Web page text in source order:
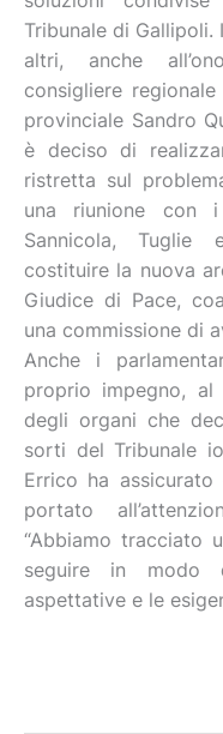
Tribunale di
altri, anche
consigliere
provinciale Sandro
è deciso di
ristretta sul
una riunione con
Sannicola, Tuglie
costituire la nuova
Giudice di Pace,
una commissione di
Anche i
proprio impegno,
degli organi che
sorti del Tribunale
Errico ha
portato
“Abbiamo tracciato
seguire in modo
aspettative e le